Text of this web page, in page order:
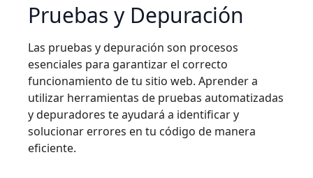
Pruebas y Depuración
Las pruebas y depuración son procesos
esenciales para garantizar el correcto
funcionamiento de tu sitio web. Aprender a
utilizar herramientas de pruebas automatizadas
y depuradores te ayudará a identificar y
solucionar errores en tu código de manera
eficiente.